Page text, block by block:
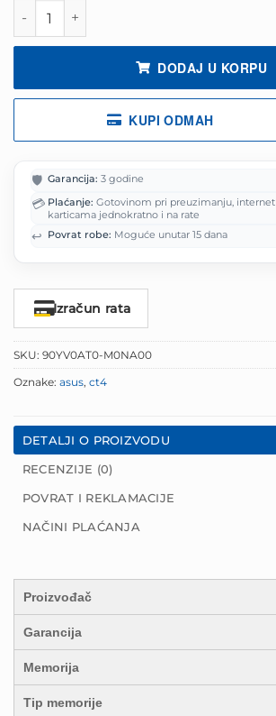
Grafička ASUS VGA GT1030 NVIDIA
DODAJ U KORPU
KUPI ODMAH
🛡️ Garancija: 3 godine
💳 Plaćanje: Gotovinom pri preuzimanju,
karticama jednokratno i na rate
↩️ Povrat robe: Moguće unutar 15 dana
Izračun rata
SKU: 90YV0AT0-M0NA00
Oznake: asus, ct4
DETALJI O PROIZVODU
RECENZIJE (0)
POVRAT I REKLAMACIJE
NAČINI PLAĆANJA
Proizvođač
Garancija
Memorija
Tip memorije